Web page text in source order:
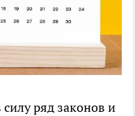
ряд законов и